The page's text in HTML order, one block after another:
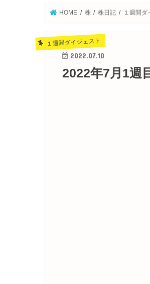
HOME 株 株日記 １週間ダ
１週間ダイジェスト
2022.07.10
2022年7月1週